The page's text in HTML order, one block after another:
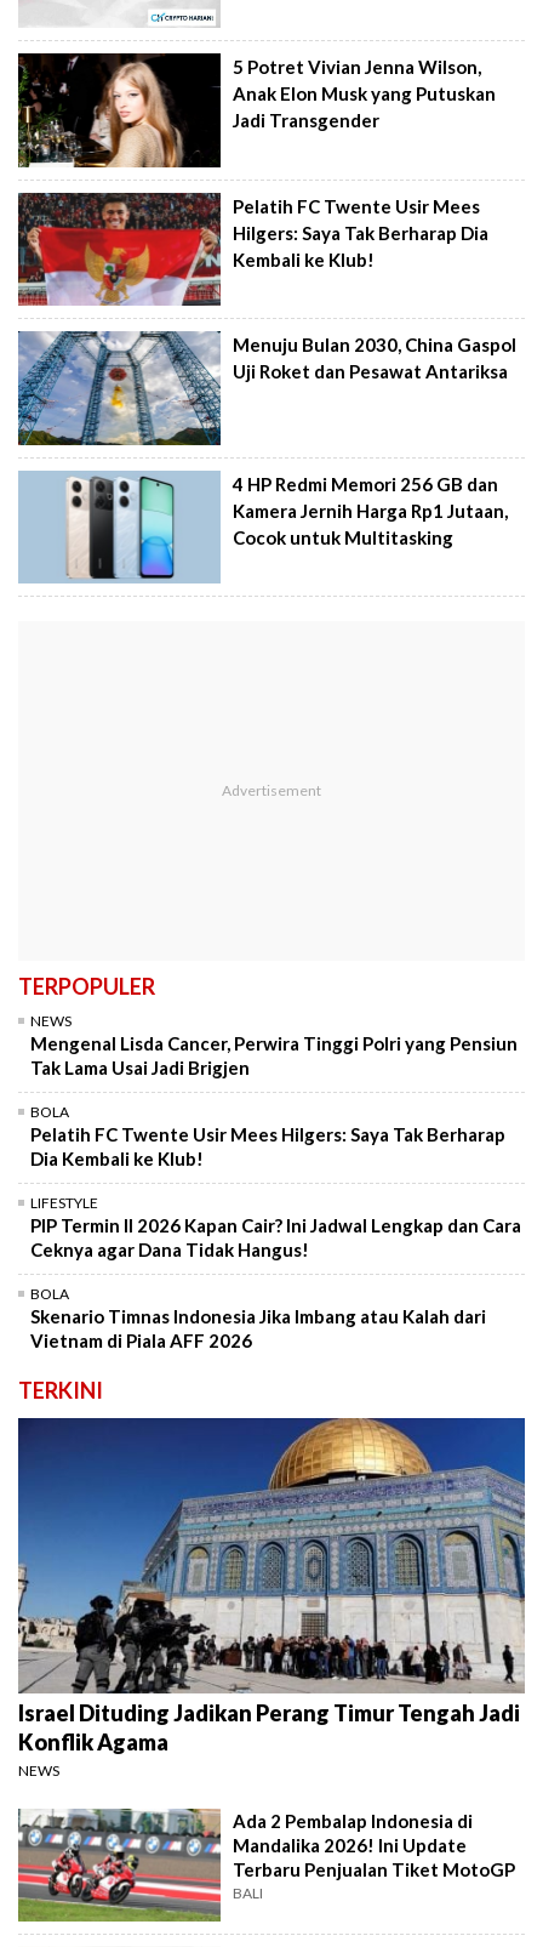
5 Potret Vivian Jenna Wilson,
Anak Elon Musk yang Putuskan
Jadi Transgender
Pelatih FC Twente Usir Mees
Hilgers: Saya Tak Berharap Dia
Kembali ke Klub!
Menuju Bulan 2030, China Gaspol
Uji Roket dan Pesawat Antariksa
4 HP Redmi Memori 256 GB dan
Kamera Jernih Harga Rp1 Jutaan,
Cocok untuk Multitasking
TERPOPULER
NEWS
Mengenal Lisda Cancer, Perwira Tinggi Polri yang Pensiun
Tak Lama Usai Jadi Brigjen
BOLA
Pelatih FC Twente Usir Mees Hilgers: Saya Tak Berharap
Dia Kembali ke Klub!
LIFESTYLE
PIP Termin II 2026 Kapan Cair? Ini Jadwal Lengkap dan Cara
Ceknya agar Dana Tidak Hangus!
BOLA
Skenario Timnas Indonesia Jika Imbang atau Kalah dari
Vietnam di Piala AFF 2026
TERKINI
Israel Dituding Jadikan Perang Timur Tengah Jadi
Konflik Agama
NEWS
Ada 2 Pembalap Indonesia di
Mandalika 2026! Ini Update
Terbaru Penjualan Tiket MotoGP
BALI